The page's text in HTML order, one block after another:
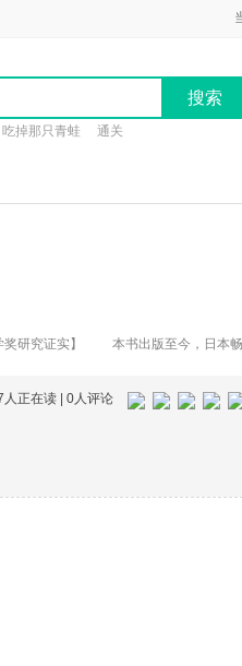
搜索
吃掉那只青蛙 通关
学奖研究证实】 本书出版至今，日
正在读 | 0人评论